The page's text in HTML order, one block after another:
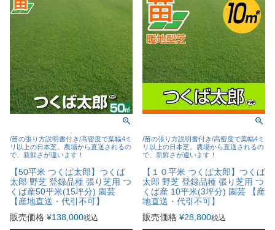
/苗の張り方説明書付き/高密度で葉幅4ミ
リ以上の日本芝。農場から直送されるの
で、新鮮さが違います！
【50平米 つくば太郎】つくば
太郎 野芝 登録品種 張り芝用 つ
くば産50平米(15坪分) 園芸
【産地直送・代引不可】
販売価格 ¥138,000税込
/苗の張り方説明書付き/高密度で葉幅4ミ
リ以上の日本芝。農場から直送されるの
で、新鮮さが違います！
【１０平米 つくば太郎】つくば
太郎 野芝 登録品種 張り芝用 つ
くば産 10平米(3坪分) 園芸 【産
地直送・代引不可】
販売価格 ¥28,800税込